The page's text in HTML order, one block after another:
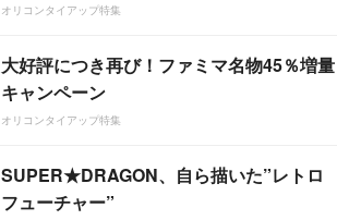
オリコンタイアップ特集
大好評につき再び！ファミマ名物45％増量
キャンペーン
オリコンタイアップ特集
SUPER★DRAGON、自ら描いた”レトロ
フューチャー”